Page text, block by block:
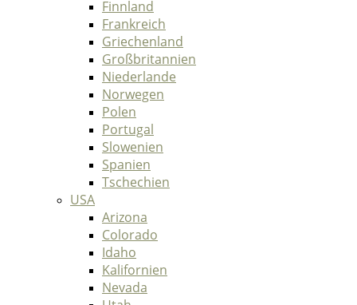
Finnland
Frankreich
Griechenland
Großbritannien
Niederlande
Norwegen
Polen
Portugal
Slowenien
Spanien
Tschechien
USA
Arizona
Colorado
Idaho
Kalifornien
Nevada